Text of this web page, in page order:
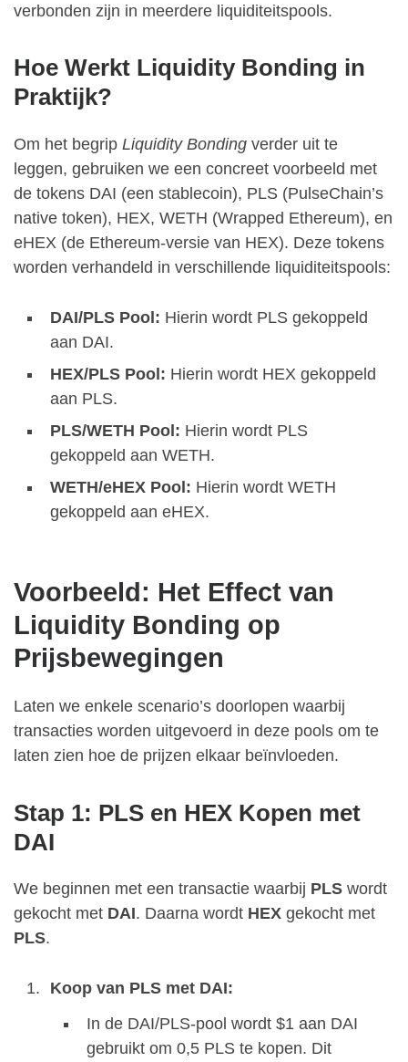
verbonden zijn in meerdere liquiditeitspools.
Hoe Werkt Liquidity Bonding in
Praktijk?
Om het begrip Liquidity Bonding verder uit te
leggen, gebruiken we een concreet voorbeeld met
de tokens DAI (een stablecoin), PLS (PulseChain’s
native token), HEX, WETH (Wrapped Ethereum), en
eHEX (de Ethereum-versie van HEX). Deze tokens
worden verhandeld in verschillende liquiditeitspools:
DAI/PLS Pool: Hierin wordt PLS gekoppeld
aan DAI.
HEX/PLS Pool: Hierin wordt HEX gekoppeld
aan PLS.
PLS/WETH Pool: Hierin wordt PLS
gekoppeld aan WETH.
WETH/eHEX Pool: Hierin wordt WETH
gekoppeld aan eHEX.
Voorbeeld: Het Effect van
Liquidity Bonding op
Prijsbewegingen
Laten we enkele scenario’s doorlopen waarbij
transacties worden uitgevoerd in deze pools om te
laten zien hoe de prijzen elkaar beïnvloeden.
Stap 1: PLS en HEX Kopen met
DAI
We beginnen met een transactie waarbij PLS wordt
gekocht met DAI. Daarna wordt HEX gekocht met
PLS.
Koop van PLS met DAI:
In de DAI/PLS-pool wordt $1 aan DAI
gebruikt om 0,5 PLS te kopen. Dit